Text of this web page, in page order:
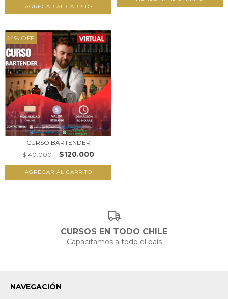
14% OFF
CURSO BARTENDER
$140.000
$120.000
CURSOS EN TODO CHILE
Capacitamos a todo el país
NAVEGACIÓN